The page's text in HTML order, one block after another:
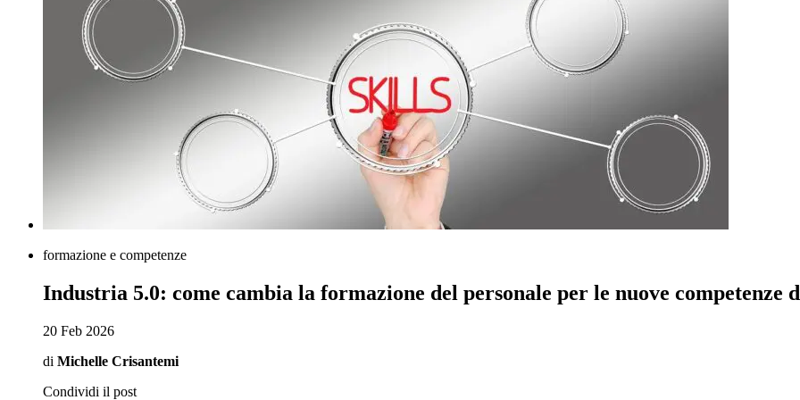
formazione e competenze
Industria 5.0: come cambia la formazione del personale per le nuove competenze
20 Feb 2026
di Michelle Crisantemi
Condividi il post